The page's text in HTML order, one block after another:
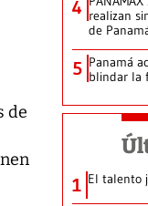
de
4 realizan
de
5 Panamá
blindar la
1 El talento